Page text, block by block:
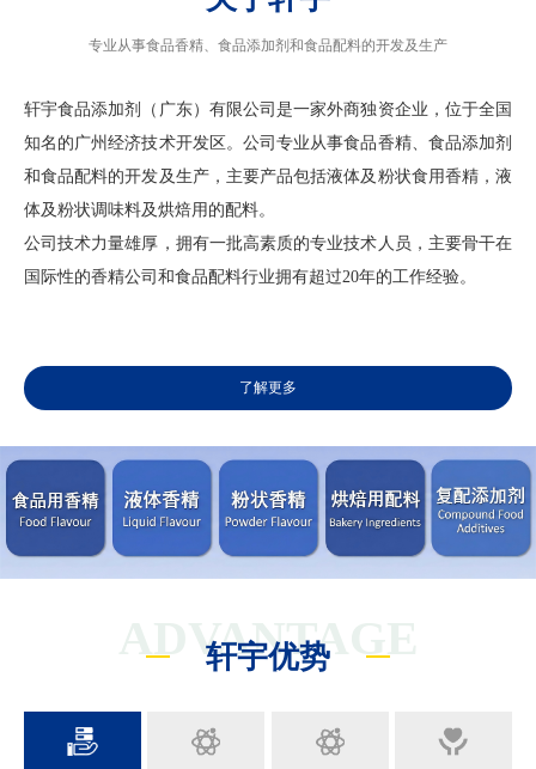
专业从事食品香精、食品添加剂和食品配料的开发及生产
轩宇食品添加剂（广东）有限公司是一家外商独资企业，位于全国
知名的广州经济技术开发区。公司专业从事食品香精、食品添加剂
和食品配料的开发及生产，主要产品包括液体及粉状食用香精，液
体及粉状调味料及烘焙用的配料。
公司技术力量雄厚，拥有一批高素质的专业技术人员，主要骨干在
国际性的香精公司和食品配料行业拥有超过20年的工作经验。
了解更多
ADVANTAGE
轩宇优势